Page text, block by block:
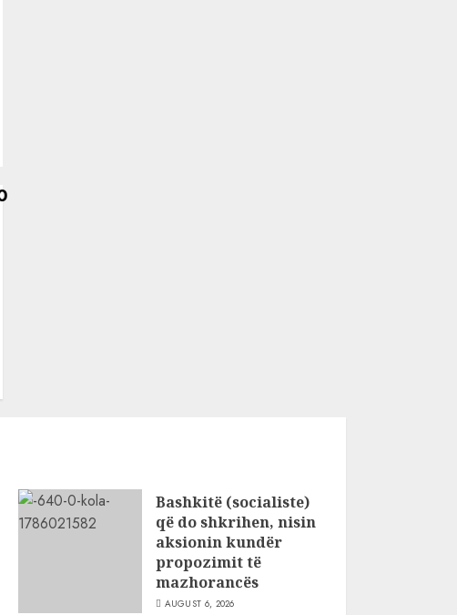
Bashkitë (socialiste)
që do shkrihen, nisin
aksionin kundër
propozimit të
mazhorancës
AUGUST 6, 2026